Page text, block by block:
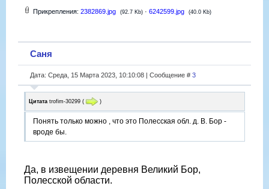
Прикрепления: 2382869.jpg (92.7 Kb) · 6242599.jpg (40.0 Kb)
Саня
Дата: Среда, 15 Марта 2023, 10:10:08 | Сообщение # 3
Цитата trofim-30299 ( )
Понять только можно , что это Полесская обл. д. В. Бор -
вроде бы.
Да, в извещении деревня Великий Бор,
Полесской области.